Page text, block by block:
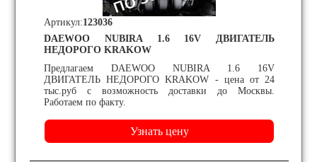
DAEWOO NUBIRA 1.6 16V ДВИГАТЕЛЬ
НЕДОРОГО KRAKOW
Предлагаем DAEWOO NUBIRA 1.6 16V
ДВИГАТЕЛЬ НЕДОРОГО KRAKOW - цена от 24
тыс.руб с возможность доставки до Москвы.
Работаем по факту.
Артикул:123036